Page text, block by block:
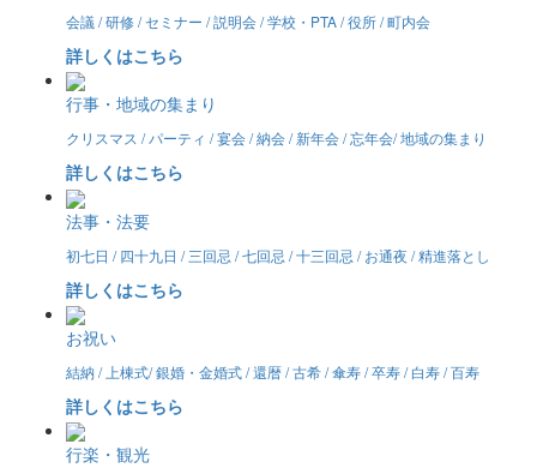
会議 / 研修 / セミナー / 説明会 / 学校・PTA / 役所 / 町内会
詳しくはこちら
行事・地域の集まり
クリスマス / パーティ / 宴会 / 納会 / 新年会 / 忘年会/ 地域の集まり
詳しくはこちら
法事・法要
初七日 / 四十九日 / 三回忌 / 七回忌 / 十三回忌 / お通夜 / 精進落とし
詳しくはこちら
お祝い
結納 / 上棟式/ 銀婚・金婚式 / 還暦 / 古希 / 傘寿 / 卒寿 / 白寿 / 百寿
詳しくはこちら
行楽・観光